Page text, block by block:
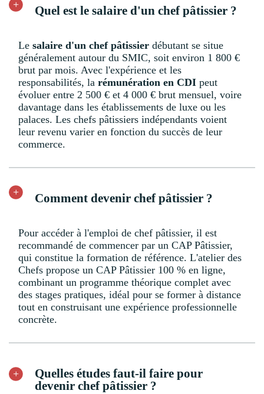
Quel est le salaire d'un chef pâtissier ?
Le salaire d'un chef pâtissier débutant se situe
généralement autour du SMIC, soit environ 1 800 €
brut par mois. Avec l'expérience et les
responsabilités, la rémunération en CDI peut
évoluer entre 2 500 € et 4 000 € brut mensuel, voire
davantage dans les établissements de luxe ou les
palaces. Les chefs pâtissiers indépendants voient
leur revenu varier en fonction du succès de leur
commerce.
Comment devenir chef pâtissier ?
Pour accéder à l'emploi de chef pâtissier, il est
recommandé de commencer par un CAP Pâtissier,
qui constitue la formation de référence. L'atelier des
Chefs propose un CAP Pâtissier 100 % en ligne,
combinant un programme théorique complet avec
des stages pratiques, idéal pour se former à distance
tout en construisant une expérience professionnelle
concrète.
Quelles études faut-il faire pour
devenir chef pâtissier ?